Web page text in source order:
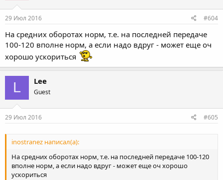
29 Июл 2016 #604
На средних оборотах норм, т.е. на последней передаче
100-120 вполне норм, а если надо вдруг - может еще оч
хорошо ускориться
L Lee
Guest
29 Июл 2016 #605
inostranez написал(а):
На средних оборотах норм, т.е. на последней передаче 100-120
вполне норм, а если надо вдруг - может еще оч хорошо
ускориться